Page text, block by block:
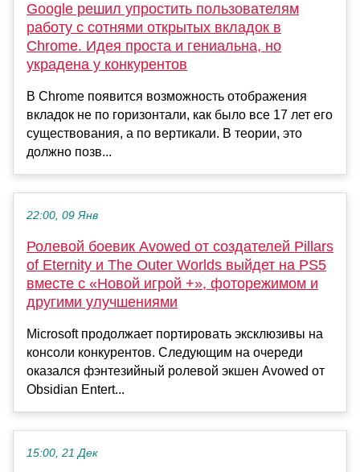
Google решил упростить пользователям
работу с сотнями открытых вкладок в
Chrome. Идея проста и гениальна, но
украдена у конкурентов
В Chrome появится возможность отображения
вкладок не по горизонтали, как было все 17 лет его
существования, а по вертикали. В теории, это
должно позв...
22:00, 09 Янв
Ролевой боевик Avowed от создателей Pillars
of Eternity и The Outer Worlds выйдет на PS5
вместе с «Новой игрой +», фоторежимом и
другими улучшениями
Microsoft продолжает портировать эксклюзивы на
консоли конкурентов. Следующим на очереди
оказался фэнтезийный ролевой экшен Avowed от
Obsidian Entert...
15:00, 21 Дек